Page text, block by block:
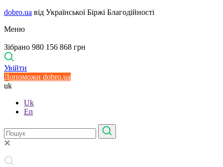
dobro.ua від Української Біржі Благодійності
Меню
Зібрано 980 156 868 грн
Увійти
Допоможи dobro.ua
uk
Uk
En